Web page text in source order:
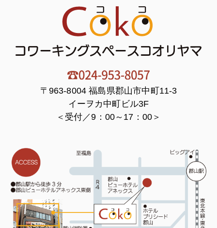
〒963-8004 福島県郡山市中町11-3
イーヲカ中町ビル3F
＜受付／9：00～17：00＞